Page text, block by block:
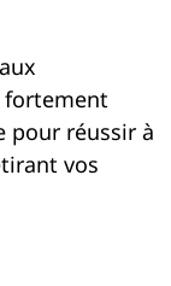
fortement
pour réussir à
vos